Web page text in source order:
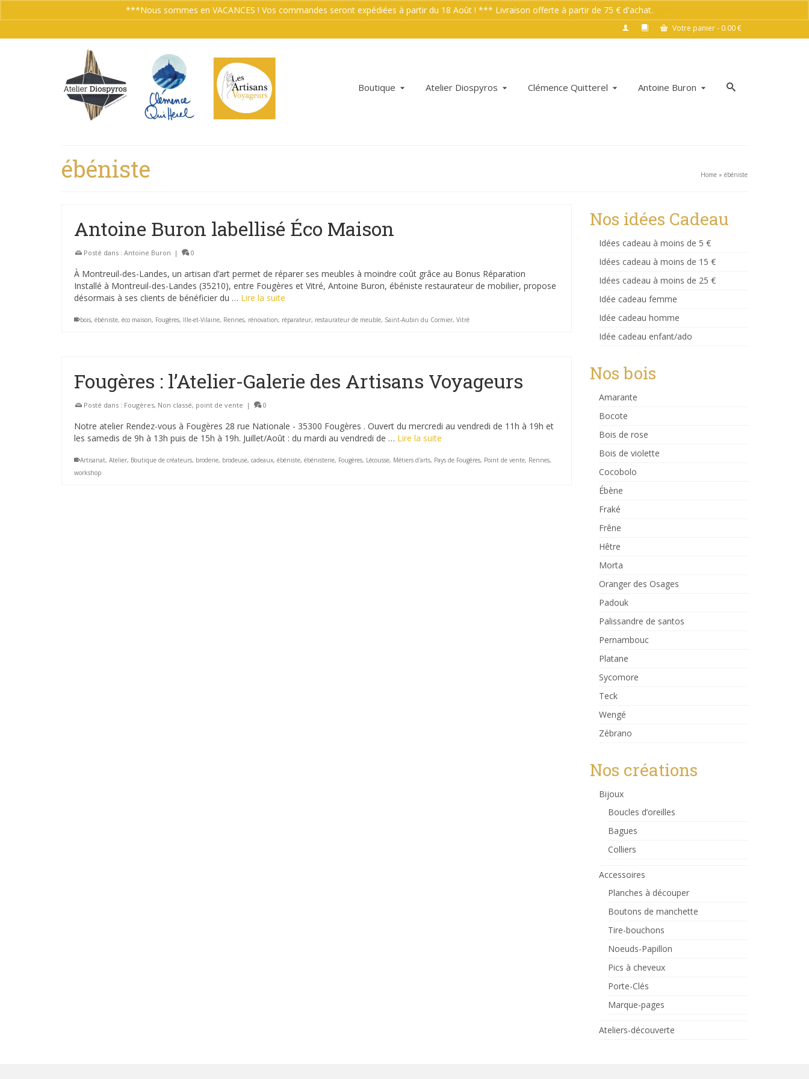
Votre panier- 0.00€
Boutique Atelier Diospyros Clémence Quitterel Antoine Buron
ébéniste Home » ébéniste
Antoine Buron labellisé Éco Maison
Posté dans : Antoine Buron | 0
À Montreuil-des-Landes, un artisan d’art permet de réparer ses meubles à moindre coût grâce au Bonus Réparation
Installé à Montreuil-des-Landes (35210), entre Fougères et Vitré, Antoine Buron, ébéniste restaurateur de mobilier, propose
désormais à ses clients de bénéficier du … Lire la suite
bois, ébéniste, éco maison, Fougères, Ille-et-Vilaine, Rennes, rénovation, réparateur, restaurateur de meuble, Saint-Aubin du Cormier, Vitré
Fougères : l’Atelier-Galerie des Artisans Voyageurs
Posté dans : Fougères, Non classé, point de vente | 0
Notre atelier Rendez-vous à Fougères 28 rue Nationale - 35300 Fougères . Ouvert du mercredi au vendredi de 11h à 19h et
les samedis de 9h à 13h puis de 15h à 19h. Juillet/Août : du mardi au vendredi de … Lire la suite
Artisanat, Atelier, Boutique de créateurs, broderie, brodeuse, cadeaux, ébéniste, ébénisterie, Fougères, Lécousse, Métiers d'arts, Pays de Fougères, Point de vente, Rennes,
workshop
Nos idées Cadeau
Idées cadeau à moins de 5 €
Idées cadeau à moins de 15 €
Idées cadeau à moins de 25 €
Idée cadeau femme
Idée cadeau homme
Idée cadeau enfant/ado
Nos bois
Amarante
Bocote
Bois de rose
Bois de violette
Cocobolo
Ébène
Fraké
Frêne
Hêtre
Morta
Oranger des Osages
Padouk
Palissandre de santos
Pernambouc
Platane
Sycomore
Teck
Wengé
Zébrano
Nos créations
Bijoux
Boucles d’oreilles
Bagues
Colliers
Accessoires
Planches à découper
Boutons de manchette
Tire-bouchons
Noeuds-Papillon
Pics à cheveux
Porte-Clés
Marque-pages
Ateliers-découverte
***Nous sommes en VACANCES ! Vos commandes seront expédiées à partir du 18 Août ! *** Livraison offerte à partir de 75 € d'achat.